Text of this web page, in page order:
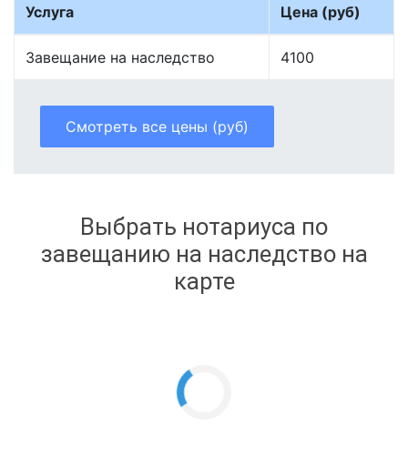
Услуга Цена (руб)
Завещание на наследство 4100
Смотреть все цены (руб)
Выбрать нотариуса по
завещанию на наследство на
карте